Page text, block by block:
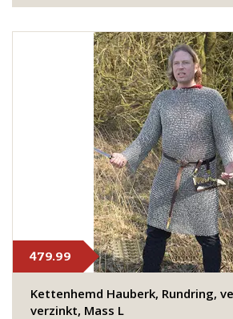
479.99
Kettenhemd Hauberk, Rundring,
verzinkt, Mass L